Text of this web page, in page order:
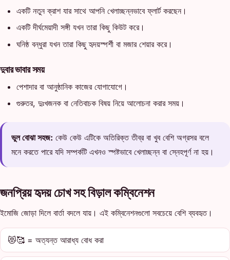
একটি নতুন ক্রাশ যার সাথে আপনি খেলাচ্ছন্নভাবে ফ্লার্ট করছেন।
একটি দীর্ঘমেয়াদী সঙ্গী যখন তারা কিছু কিউট করে।
ঘনিষ্ঠ বন্ধুরা যখন তারা কিছু হৃদয়স্পর্শী বা মজার শেয়ার করে।
দুবার ভাবার সময়
পেশাদার বা আনুষ্ঠানিক কাজের যোগাযোগে।
গুরুতর, দুঃখজনক বা নেতিবাচক বিষয় নিয়ে আলোচনা করার সময়।
ভুল বোঝা সহজ: কেউ কেউ এটিকে অতিরিক্ত তীব্র বা খুব বেশি অগ্রসর বলে
মনে করতে পারে যদি সম্পর্কটি এখনও স্পষ্টভাবে খেলাচ্ছন্ন বা স্নেহপূর্ণ না হয়।
জনপ্রিয় হৃদয় চোখ সহ বিড়াল কম্বিনেশন
ইমোজি জোড়া দিলে বার্তা বদলে যায়। এই কম্বিনেশনগুলো সবচেয়ে বেশি ব্যবহৃত।
😻🥰 = অত্যন্ত আরাধ্য বোধ করা